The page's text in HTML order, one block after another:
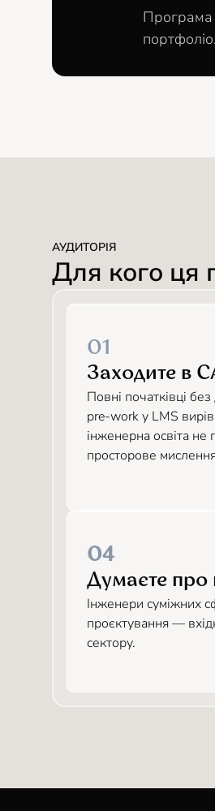
Програма
АУДИТОРІЯ
Для кого ця
01
Заходите в
Повні початківці
pre-work у LMS
інженерна освіта не
просторове мислення
04
Думаєте про
Інженери суміжних
проєктування —
сектору.